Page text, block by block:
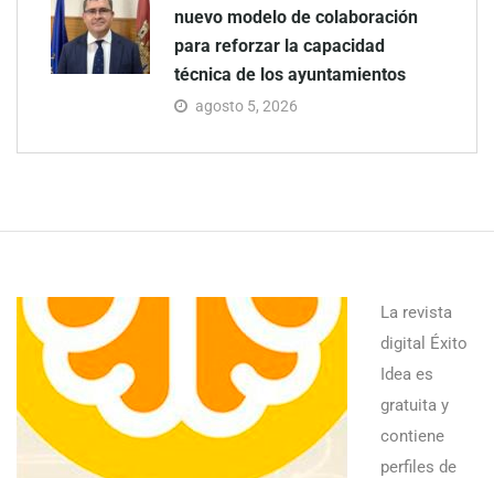
nuevo modelo de colaboración
para reforzar la capacidad
técnica de los ayuntamientos
agosto 5, 2026
La revista
digital Éxito
Idea es
gratuita y
contiene
perfiles de